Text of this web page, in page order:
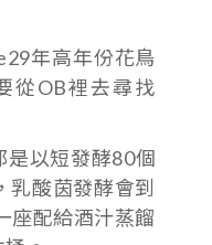
年高年份花鳥
從OB裡去尋找
以短發酵80個
酸茵發酵會到
座配給酒汁蒸餾